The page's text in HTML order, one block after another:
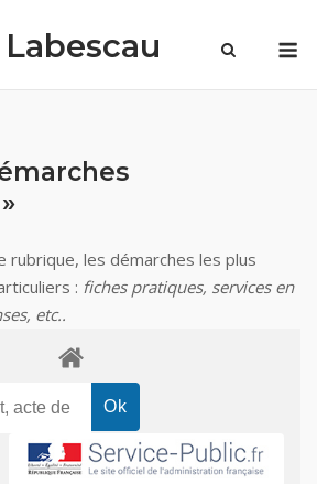
Labescau
rubrique, les démarches les plus
: fiches pratiques, services en
etc..